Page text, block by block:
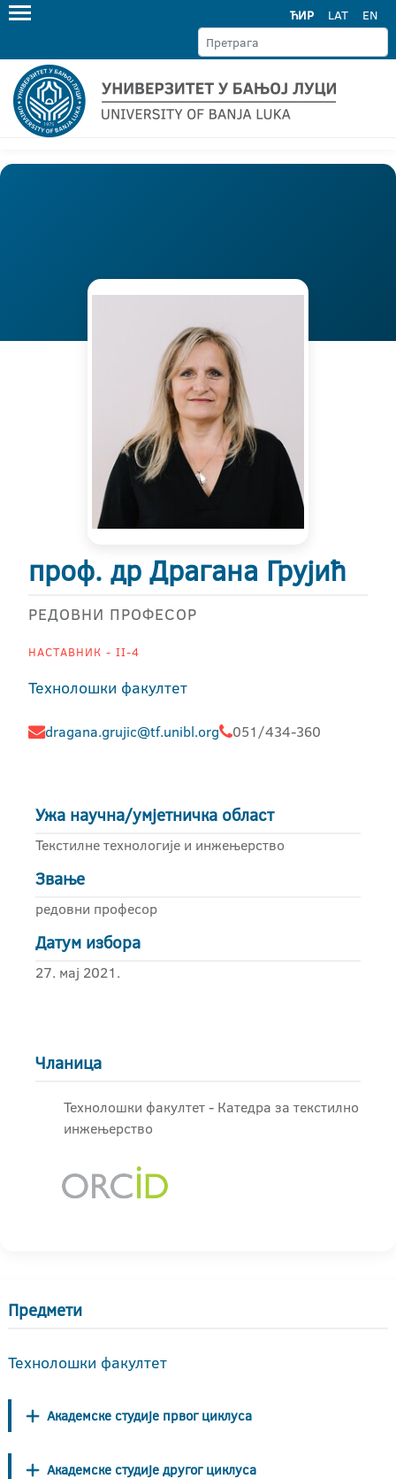
ЋИР LAT EN
проф. др Драгана Грујић
РЕДОВНИ ПРОФЕСОР
НАСТАВНИК - II-4
Технолошки факултет
dragana.grujic@tf.unibl.org 051/434-360
Ужа научна/умјетничка област
Текстилне технологије и инжењерство
Звање
редовни професор
Датум избора
27. мај 2021.
Чланица
Технолошки факултет - Катедра за текстилно
инжењерство
Предмети
Технолошки факултет
Академске студије првог циклуса
Академске студије другог циклуса